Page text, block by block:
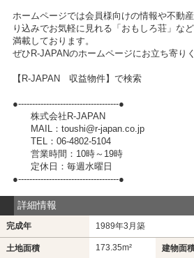
ホームページでは会員様向けの情報や不動
り込みでお気軽に見れる「おもしろ荘」な
満載しております。
ぜひR-JAPANのホームページにお立ち寄りく
【R-JAPAN 収益物件】で検索
●------------------------------------●
株式会社R-JAPAN
MAIL：toushi@r-japan.co.jp
TEL：06-4802-5104
営業時間：10時～19時
定休日：毎週水曜日
●------------------------------------●
詳細情報
完成年 1989年3月築
土地面積 173.35m² 建物面